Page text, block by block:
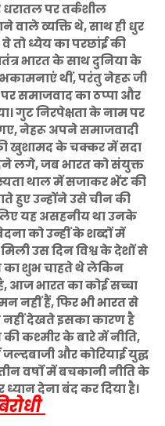
पर तर्कशील
व्यक्ति थे, साथ ही धुर
वे तो ध्येय का परछांई की
भारत के साथ दुनिया के
थीं, परंतु नेहरू जी
समाजवाद का ठप्पा और
गुट निरपेक्षता के नाम पर
गए, नेहरू अपने समाजवादी
की खुशामद के चक्कर में सदा
देने लगे, जब भारत को संयुक्त
थाल में सजाकर भेंट की
हुए उन्होंने उसे चीन की
यह असहनीय था उनके
को उन्हीं के शब्दों में
उस दिन विश्व के देशों से
का शुभ चाहते थे लेकिन
आज भारत का कोई सच्चा
नहीं हैं, फिर भी भारत से
नहीं देखते इसका कारण है
कश्मीर के बारे में नीति,
और कोरियाई युद्घ
वर्षो में बचकानी नीति के
देना बंद कर दिया है।